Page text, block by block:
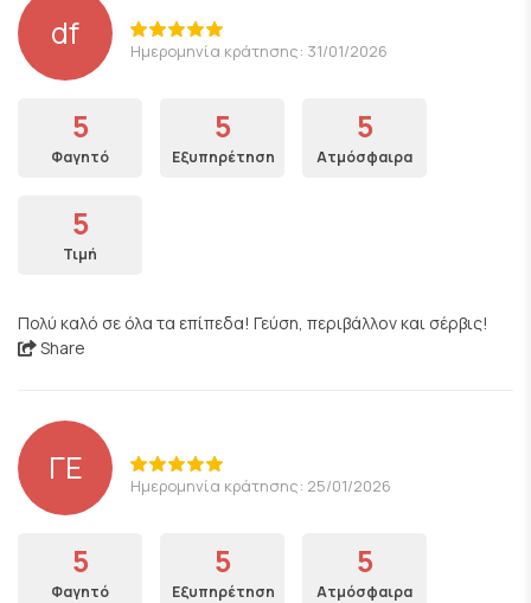
df Ημερομηνία κράτησης: 31/01/2026
5
Φαγητό
5
Εξυπηρέτηση
5
Ατμόσφαιρα
5
Τιμή
Πολύ καλό σε όλα τα επίπεδα! Γεύση, περιβάλλον και σέρβις!
Share
ΓΕ Ημερομηνία κράτησης: 25/01/2026
5
Φαγητό
5
Εξυπηρέτηση
5
Ατμόσφαιρα